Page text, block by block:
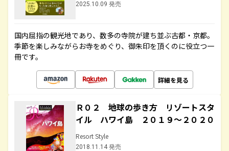
2025.10.09 発売
国内屈指の観光地であり、数多の寺院が建ち並ぶ古都・京都。
季節を楽しみながらお寺をめぐり、御朱印を頂くのに役立つ一
冊です。
詳細を見る
Ｒ０２ 地球の歩き方 リゾートスタ
イル ハワイ島 ２０１９～２０２０
Resort Style
2018.11.14 発売